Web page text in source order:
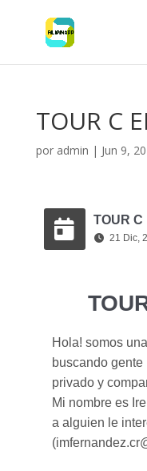
TOUR C
por admin | Jun 9,
TOUR C
21 Dic,
Hola! somos
buscando gente
privado y
Mi nombre es
a alguien le